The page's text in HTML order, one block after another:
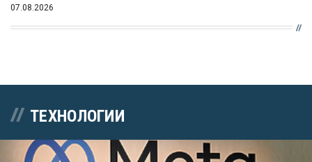
07.08.2026
ТЕХНОЛОГИИ